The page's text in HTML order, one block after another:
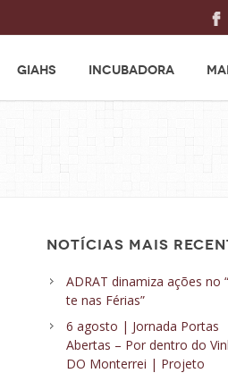
GIAHS INCUBADORA
NOTÍCIAS MAIS
ADRAT dinamiza ações no
te nas Férias”
6 agosto | Jornada Portas
Abertas – Por dentro do
DO Monterrei | Projeto